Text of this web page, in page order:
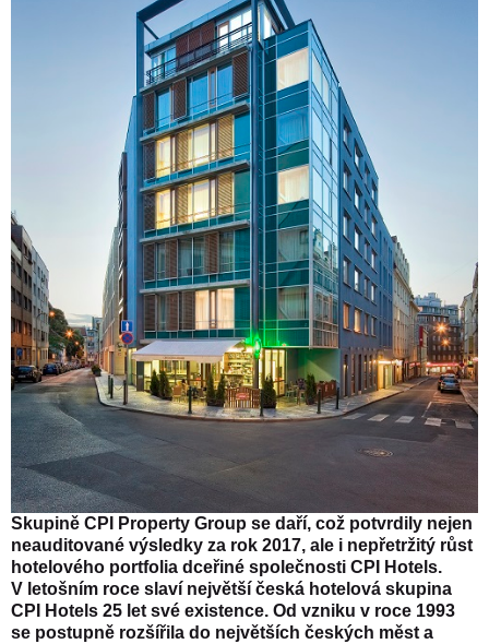
Skupině CPI Property Group se daří, což potvrdily nejen
neauditované výsledky za rok 2017, ale i nepřetržitý růst
hotelového portfolia dceřiné společnosti CPI Hotels.
V letošním roce slaví největší česká hotelová skupina
CPI Hotels 25 let své existence. Od vzniku v roce 1993
se postupně rozšířila do největších českých měst a